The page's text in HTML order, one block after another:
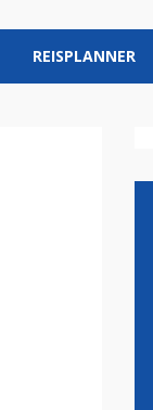
REISPLANNER